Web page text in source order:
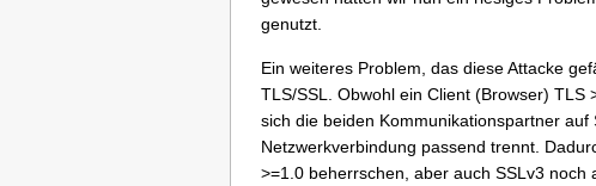
genutzt.
Ein weiteres Problem, das diese Attacke
TLS/SSL. Obwohl ein Client (Browser)
sich die beiden Kommunikationspartner
Netzwerkverbindung passend trennt.
>=1.0 beherrschen, aber auch SSLv3